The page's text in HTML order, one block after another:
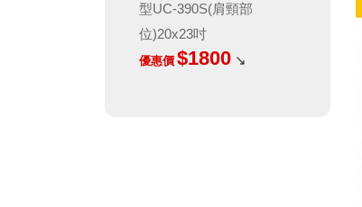
型UC-390S(肩頸部
位)20x23吋
優惠價 $1800↘